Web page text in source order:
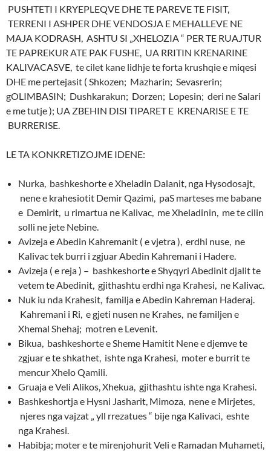
PUSHTETI I KRYEPLEQVE DHE TE PAREVE TE FISIT,
TERRENI I ASHPER DHE VENDOSJA E MEHALLEVE NE
MAJA KODRASH, ASHTU SI „XHELOZIA “ PER TE RUAJTUR
TE PAPREKUR ATE PAK FUSHE, UA RRITIN KRENARINE
KALIVACASVE, te cilet kane lidhje te forta krushqie e miqesi
DHE me pertejasit ( Shkozen; Mazharin; Sevasrerin;
gOLIMBASIN; Dushkarakun; Dorzen; Lopesin; deri ne Salari
e me tutje ); UA ZBEHIN DISI TIPARET E KRENARISE E TE
BURRERISE.
LE TA KONKRETIZOJME IDENE:
Nurka, bashkeshorte e Xheladin Dalanit, nga Hysodosajt,
nene e krahesiotit Demir Qazimi, paS marteses me babane
e Demirit, u rimartua ne Kalivac, me Xheladinin, me te cilin
solli ne jete Nebine.
Avizeja e Abedin Kahremanit ( e vjetra ), erdhi nuse, ne
Kalivac tek burri i zgjuar Abedin Kahremani i Hadere.
Avizeja ( e reja ) – bashkeshorte e Shyqyri Abedinit djalit te
vetem te Abedinit, gjithashtu erdhi nga Krahesi, ne Kalivac.
Nuk iu nda Krahesit, familja e Abedin Kahreman Haderaj.
Kahremani i Ri, e gjeti nusen ne Krahes, ne familjen e
Xhemal Shehaj; motren e Levenit.
Bikua, bashkeshorte e Sheme Hamitit Nene e djemve te
zgjuar e te shkathet, ishte nga Krahesi, moter e burrit te
mencur Xhelo Qamili.
Gruaja e Veli Alikos, Xhekua, gjithashtu ishte nga Krahesi.
Bashkeshortja e Hysni Jasharit, Mimoza, nene e Mirjetes,
njeres nga vajzat „ yll rrezatues “ bije nga Kalivaci, eshte
nga Krahesi.
Habibja; moter e te mirenjohurit Veli e Ramadan Muhameti,